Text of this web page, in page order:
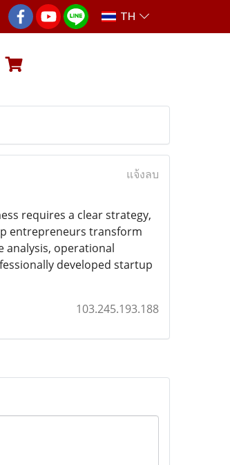
TH
แจ้งลบ
requires a clear strategy,
entrepreneurs transform
analysis, operational
developed startup
103.245.193.188